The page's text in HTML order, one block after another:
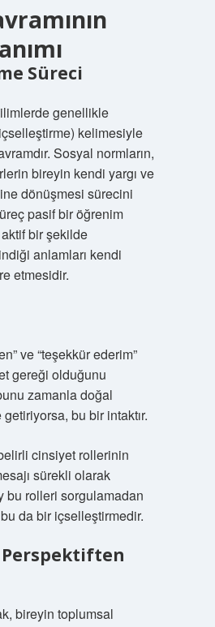
Süreci
genellikle
kelimesiyle
Sosyal normların,
bireyin kendi yargı ve
dönüşmesi sürecini
pasif bir öğrenim
bir şekilde
anlamları kendi
etmesidir.
ve “teşekkür ederim”
gereği olduğunu
zamanla doğal
getiriyorsa, bu bir intaktır.
cinsiyet rollerinin
sürekli olarak
bu rolleri sorgulamadan
da bir içselleştirmedir.
Perspektiften
bireyin toplumsal